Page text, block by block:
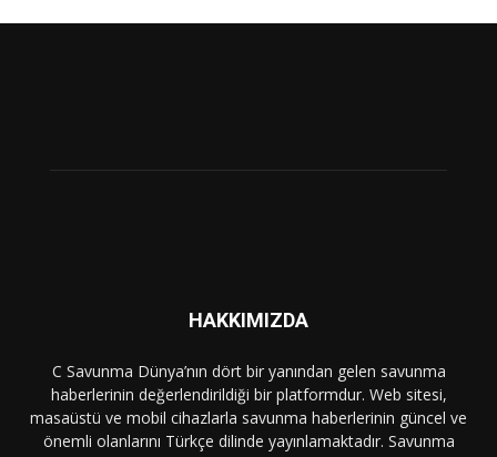
HAKKIMIZDA
C Savunma Dünya’nın dört bir yanından gelen savunma
haberlerinin değerlendirildiği bir platformdur. Web sitesi,
masaüstü ve mobil cihazlarla savunma haberlerinin güncel ve
önemli olanlarını Türkçe dilinde yayınlamaktadır. Savunma